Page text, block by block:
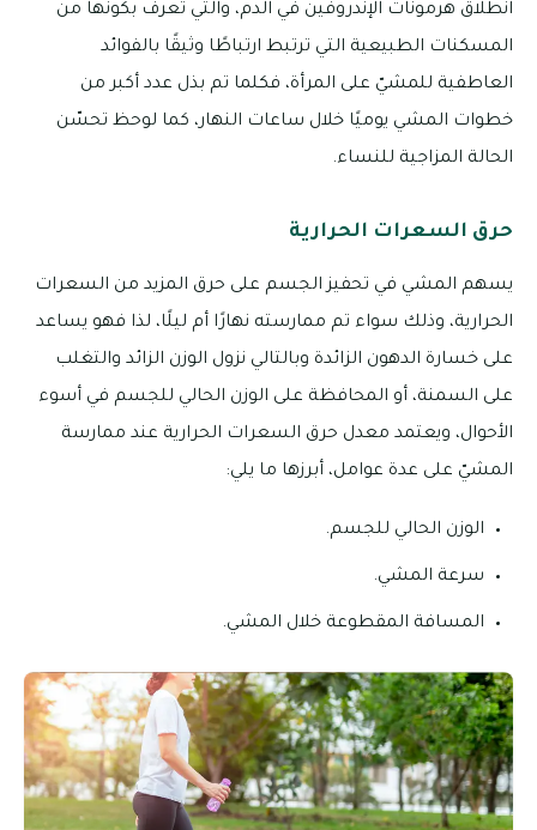
انطلاق هرمونات الإندروفين في الدم، والتي تُعرف بكونها من
المسكنات الطبيعية التي ترتبط ارتباطًا وثيقًا بالفوائد
العاطفية للمشيّ على المرأة، فكلما تم بذل عدد أكبر من
خطوات المشي يوميًا خلال ساعات النهار، كما لوحظ تحسّن
الحالة المزاجية للنساء.
حرق السعرات الحرارية
يسهم المشي في تحفيز الجسم على حرق المزيد من السعرات
الحرارية، وذلك سواء تم ممارسته نهارًا أم ليلًا، لذا فهو يساعد
على خسارة الدهون الزائدة وبالتالي نزول الوزن الزائد والتغلب
على السمنة، أو المحافظة على الوزن الحالي للجسم في أسوء
الأحوال، ويعتمد معدل حرق السعرات الحرارية عند ممارسة
المشيّ على عدة عوامل، أبرزها ما يلي:
الوزن الحالي للجسم.
سرعة المشي.
المسافة المقطوعة خلال المشي.